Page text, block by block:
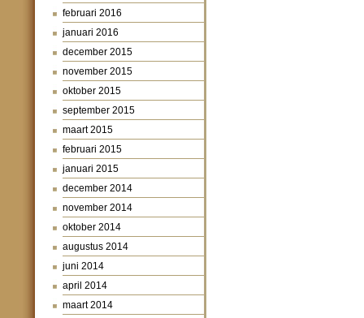
februari 2016
januari 2016
december 2015
november 2015
oktober 2015
september 2015
maart 2015
februari 2015
januari 2015
december 2014
november 2014
oktober 2014
augustus 2014
juni 2014
april 2014
maart 2014